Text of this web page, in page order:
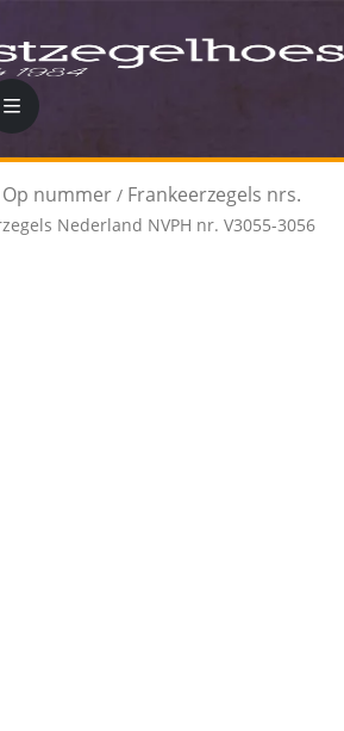
Op nummer / Frankeerzegels nrs.
Nederland NVPH nr. V3055-3056